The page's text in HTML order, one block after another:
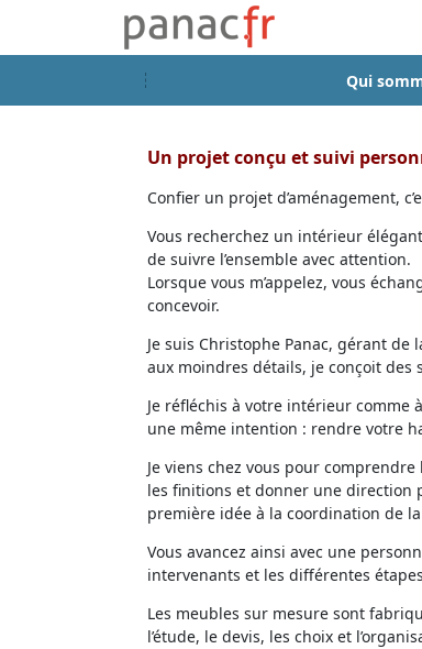
Qui
Un projet conçu et suivi
Confier un projet d’aménagement,
Vous recherchez un intérieur
de suivre l’ensemble avec attention.
Lorsque vous m’appelez, vous
concevoir.
Je suis Christophe Panac, gérant de
aux moindres détails, je conçoit des
Je réfléchis à votre intérieur
une même intention : rendre votre
Je viens chez vous pour
les finitions et donner une direction
première idée à la coordination de
Vous avancez ainsi avec une
intervenants et les différentes
Les meubles sur mesure sont
l’étude, le devis, les choix et